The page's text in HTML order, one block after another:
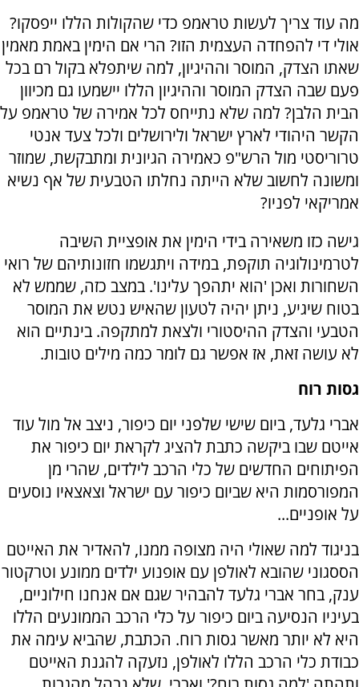
מה עוד צריך לעשות טראמפ כדי שהקולות הללו ייפסקו?
אולי די להפחדה העצמית הזו? הרי אם הימין באמת מאמין
שאתו הצדק, המוסר וההיגיון, למה שיתפלא בקול רם בכל
פעם שבה הצדק המוסר וההיגיון הללו יישמעו גם מכיוון
הבית הלבן? למה שלא נתייחס לכל אמירה של טראמפ על
הקשר היהודי לארץ ישראל ולירושלים ולכל צעד אנטי
טרוריסטי מול הרש"פ כאמירה הגיונית ומתבקשת, שמוזר
ומשונה לחשוב שלא הייתה נחלתו הטבעית של אף נשיא
אמריקאי לפניו?
גישה כזו משאירה בידי הימין את אופציית השיבה
לטרמינולוגיה תוקפת, במידה ויתגשמו חזונותיהם של רואי
השחורות ואכן 'הוא יתהפך עלינו'. במצב כזה, שממש לא
בטוח שיגיע, ניתן יהיה לטעון שהאיש נטש את המוסר
הטבעי והצדק ההיסטורי ולצאת למתקפה. בינתיים הוא
לא עושה זאת, אז אפשר גם לומר כמה מילים טובות.
גסות רוח
אברי גלעד, ביום שישי שלפני יום כיפור, ניצב אל מול עוד
אייטם שבו ביקשה כתבת להציג לקראת יום כיפור את
הפיתוחים החדשים של כלי הרכב לילדים, שהרי מן
המפורסמות היא שביום כיפור עם ישראל וצאצאיו נוסעים
על אופניים...
בניגוד למה שאולי היה מצופה ממנו, להאדיר את האייטם
הססגוני שהובא לאולפן עם אופנוע ילדים ממונע וטרקטור
ענק, בחר אברי גלעד להבהיר שגם אם אנחנו חילוניים,
בעיניו הנסיעה ביום כיפור על כלי הרכב הממונעים הללו
היא לא יותר מאשר גסות רוח. הכתבת, שהביא עימה את
כבודת כלי הרכב הללו לאולפן, נזעקה להגנת האייטם